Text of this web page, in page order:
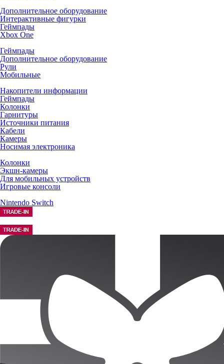
Дополнительное оборудование
Интерактивные фигурки
Геймпады
Xbox One
Геймпады
Дополнительное оборудование
Рули
Мобильные
Накопители информации
Геймпады
Колонки
Гарнитуры
Источники питания
Кабели
Камеры
Носимая электроника
Колонки
Экшн-камеры
Для мобильных устройств
Игровые консоли
Nintendo Switch